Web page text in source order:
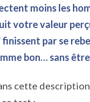
moins les
votre valeur
finissent par se
bon… sans
cette